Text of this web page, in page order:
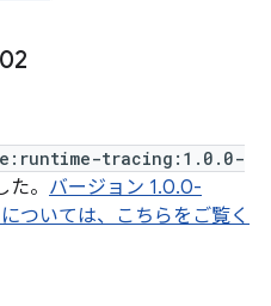
tracing:1.0.0-
。 バージョン 1.0.0-
ついては、こちらをご覧く